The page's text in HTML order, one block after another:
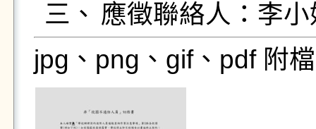
jpg、png、gif、pdf 附